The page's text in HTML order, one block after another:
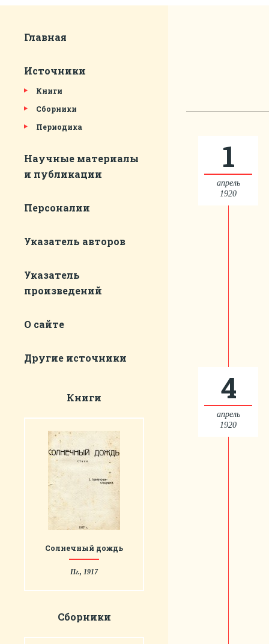
Главная
Источники
Книги
Сборники
Периодика
Научные материалы
и публикации
Персоналии
Указатель авторов
Указатель
произведений
О сайте
Другие источники
Книги
Солнечный дождь
Пг., 1917
Сборники
1
апрель
1920
4
апрель
1920